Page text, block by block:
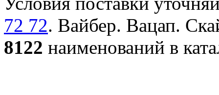
72 72. Вайбер. Вацап.
8122 наименований в